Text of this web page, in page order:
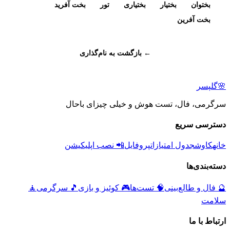
بختوان بختیار بختیاری تور
بخت آفرید
بخت آفرین
← بازگشت به نام‌گذاری
🌸گلپسر
سرگرمی، فال، تست هوش و خیلی چیزای باحال
دسترسی سریع
خانهکاوشجدول امتیازاتپروفایل📲 نصب اپلیکیشن
دسته‌بندی‌ها
🔮 فال و طالع‌بینی🧠 تست‌ها🎮 کوئیز و بازی 🎵 سرگرمی 🧘
سلامت
ارتباط با ما